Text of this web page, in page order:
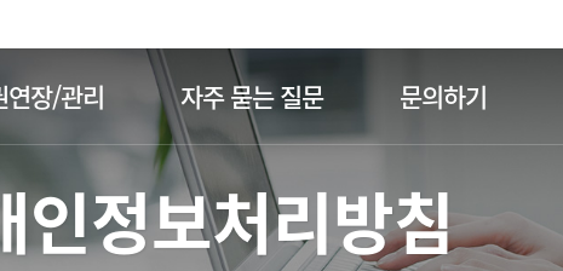
연장/관리 자주 묻는 질문 문의하기
인정보처리방침